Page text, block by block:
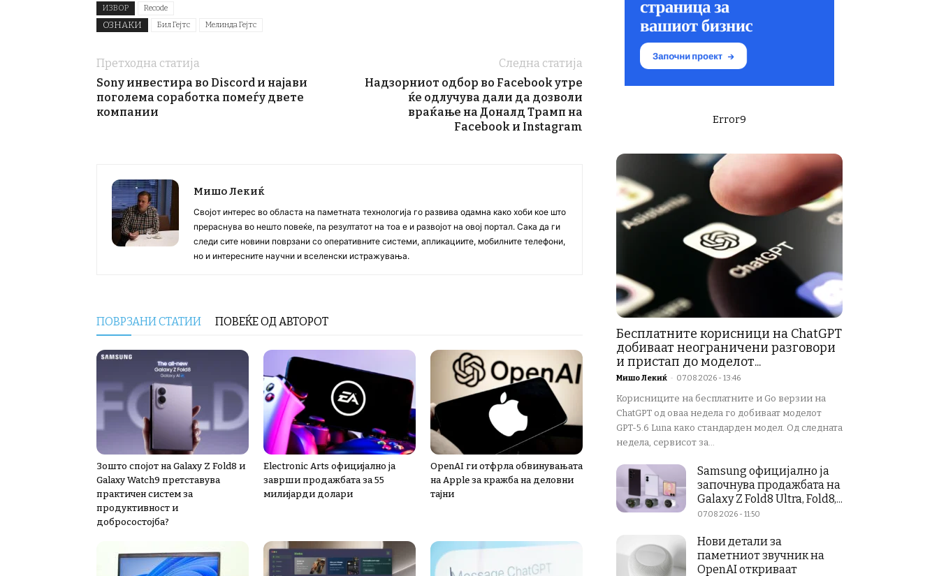
ИЗВОР Recode
ОЗНАКИ Бил Гејтс Мелинда Гејтс
Претходна статија
Sony инвестира во Discord и најави
поголема соработка помеѓу двете
компании
Следна статија
Надзорниот одбор во Facebook утре
ќе одлучува дали да дозволи
враќање на Доналд Трамп на
Facebook и Instagram
Мишо Лекиќ
Својот интерес во областа на паметната технологија го развива одамна како хоби кое што
прераснува во нешто повеќе, па резултатот на тоа е и развојот на овој портал. Сака да ги
следи сите новини поврзани со оперативните системи, апликациите, мобилните телефони,
но и интересните научни и вселенски истражувања.
ПОВРЗАНИ СТАТИИ ПОВЕЌЕ ОД АВТОРОТ
Зошто спојот на Galaxy Z Fold8 и
Galaxy Watch9 претставува
практичен систем за
продуктивност и
добросостојба?
Electronic Arts официјално ја
заврши продажбата за 55
милијарди долари
OpenAI ги отфрла обвинувањата
на Apple за кражба на деловни
тајни
Error9
Бесплатните корисници на ChatGPT
добиваат неограничени разговори
и пристап до моделот...
Мишо Лекиќ - 07.08.2026 - 13:46
Корисниците на бесплатните и Go верзии на
ChatGPT од оваа недела го добиваат моделот
GPT-5.6 Luna како стандарден модел. Од следната
недела, сервисот за...
Samsung официјално ја
започнува продажбата на
Galaxy Z Fold8 Ultra, Fold8,...
07.08.2026 - 11:50
Нови детали за
паметниот звучник на
OpenAI откриваат